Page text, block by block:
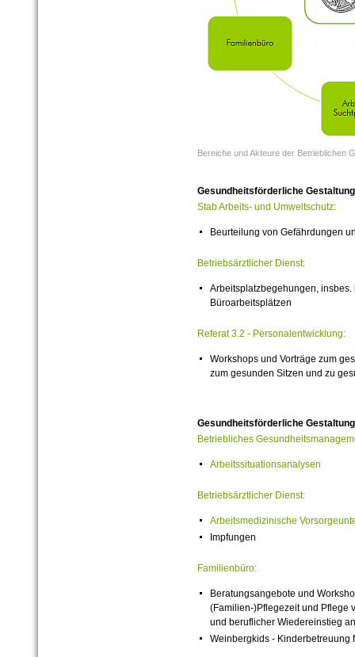
Bereiche und Akteure der Betrieblichen
Gesundheitsförderliche
Stab Arbeits- und Umweltschutz:
Beurteilung von Gefährdungen
Betriebsärztlicher Dienst:
Arbeitsplatzbegehungen,
Büroarbeitsplätzen
Referat 3.2 - Personalentwicklung:
Workshops und Vorträge zum
zum gesunden Sitzen und zu
Gesundheitsförderliche
Betriebliches
Arbeitssituationsanalysen
Betriebsärztlicher Dienst:
Arbeitsmedizinische
Impfungen
Familienbüro:
Beratungsangebote und
(Familien-)Pflegezeit und Pflege
und beruflicher Wiedereinstieg
Weinbergkids - Kinderbetreuung